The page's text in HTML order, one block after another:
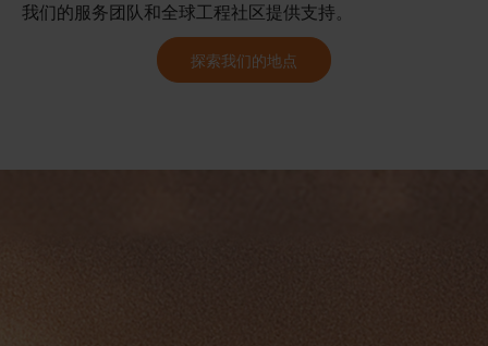
我们的服务团队和全球工程社区提供支持。
探索我们的地点